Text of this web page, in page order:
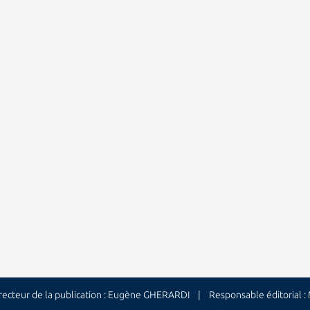
de la publication : Eugène GHERARDI | Responsable éditorial :